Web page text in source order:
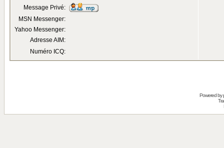
Message Privé:
MSN Messenger:
Yahoo Messenger:
Adresse AIM:
Numéro ICQ:
Powered by